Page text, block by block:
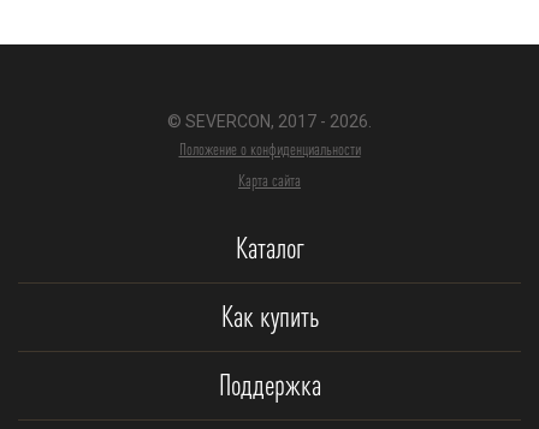
© SEVERCON, 2017 - 2026.
Положение о конфиденциальности
Карта сайта
Каталог
Как купить
Поддержка